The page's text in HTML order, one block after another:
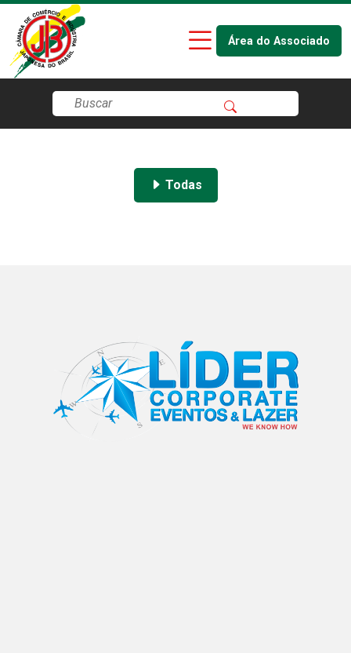
Área do Associado
Todas